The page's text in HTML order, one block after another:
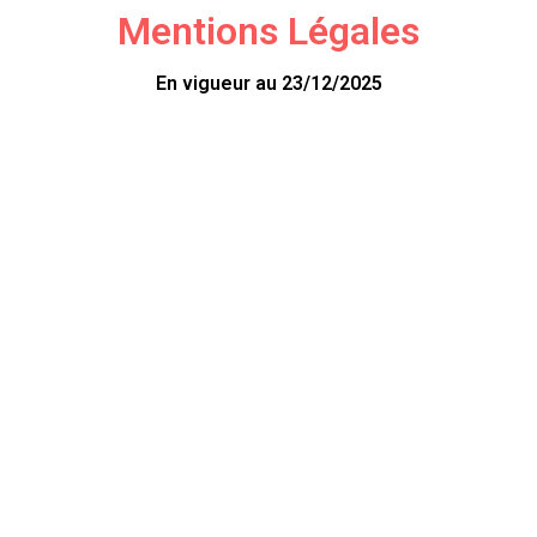
Mentions Légales
En vigueur au 23/12/2025